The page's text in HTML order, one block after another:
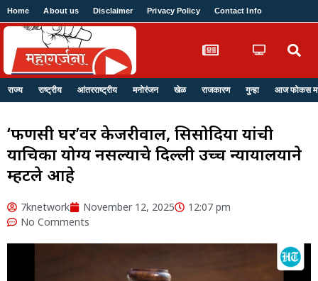
Home About us Disclaimer Privacy Policy Contact Info
राज्य राष्ट्रीय आंतरराष्ट्रीय मनोरंजन खेळ राजकारण गुन्हा आज फोकस
‘फणसी घर’वर केजरीवाल, सिसोदिया यांची
याचिका योग्य नसल्याचे दिल्ली उच्च न्यायालयाने
म्हटले आहे
7knetwork November 12, 2025
12:07 pm
No Comments